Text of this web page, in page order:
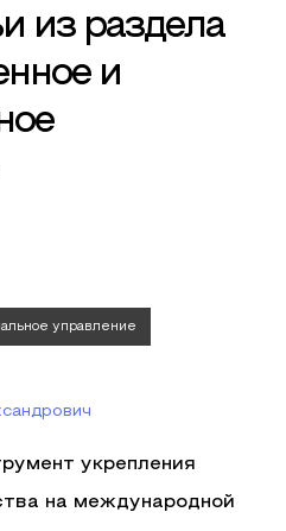
из раздела
и
управление
укрепления
на международной